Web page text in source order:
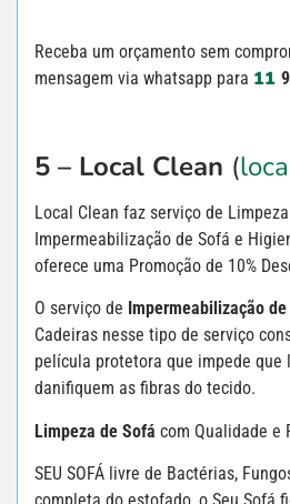
Receba um orçamento sem
mensagem via whatsapp para 11
5 – Local Clean (
Local Clean faz serviço de
Impermeabilização de Sofá e
oferece uma Promoção de 10%
O serviço de Impermeabilização
Cadeiras nesse tipo de serviço
película protetora que impede que
danifiquem as fibras do tecido.
Limpeza de Sofá com Qualidade e
SEU SOFÁ livre de Bactérias,